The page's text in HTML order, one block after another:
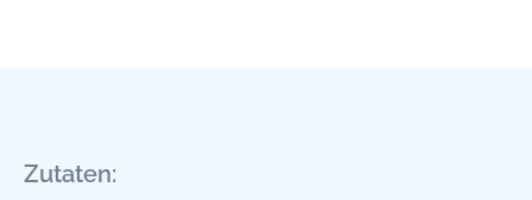
Zutaten: